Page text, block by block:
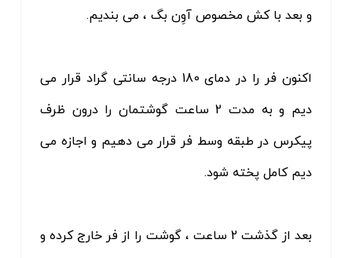
و بعد با کش مخصوص آوِن بگ ، می بندیم.
اکنون فر را در دمای 180 درجه سانتی گراد قرار می
دیم و به مدت 2 ساعت گوشتمان را درون ظرف
پیکرس در طبقه وسط فر قرار می دهیم و اجازه می
دیم کامل پخته شود.
بعد از گذشت 2 ساعت ، گوشت را از فر خارج کرده و